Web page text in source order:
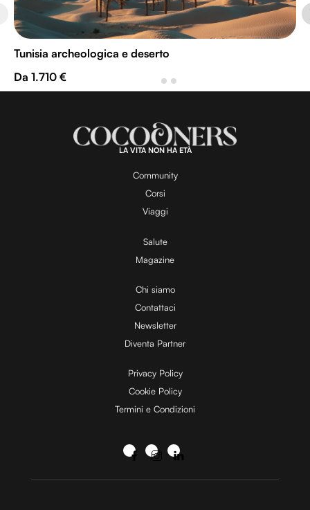
Tunisia archeologica e deserto
Da 1.710 €
LA VITA NON HA ETÀ
Community
Corsi
Viaggi
Salute
Magazine
Chi siamo
Contattaci
Newsletter
Diventa Partner
Privacy Policy
Cookie Policy
Termini e Condizioni